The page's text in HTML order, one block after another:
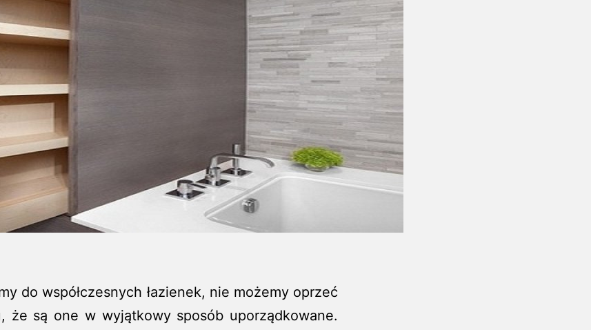
do współczesnych łazienek, nie możemy oprzeć
że są one w wyjątkowy sposób uporządkowane.